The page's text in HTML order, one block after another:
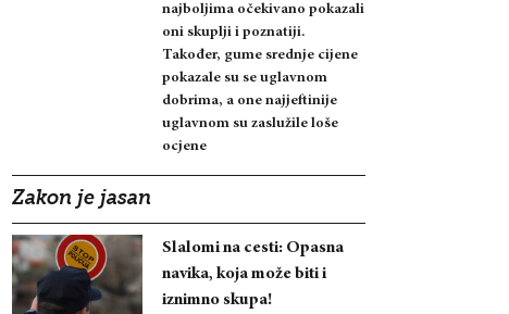
najboljima očekivano pokazali
oni skuplji i poznatiji.
Također, gume srednje cijene
pokazale su se uglavnom
dobrima, a one najjeftinije
uglavnom su zaslužile loše
ocjene
Zakon je jasan
Slalomi na cesti: Opasna
navika, koja može biti i
iznimno skupa!